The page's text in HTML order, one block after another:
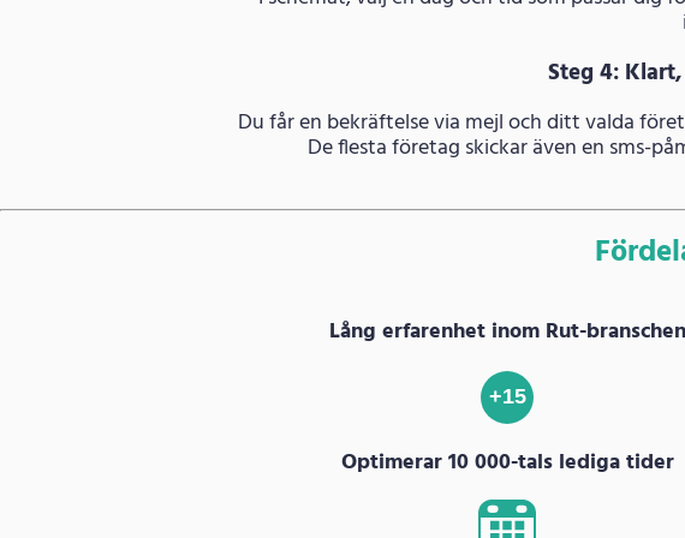
Steg 4:
Du får en bekräftelse via mejl och ditt valda
De flesta företag skickar även en sms-
Lång erfarenhet inom Rut-branschen
+15
Optimerar 10 000-tals lediga tider